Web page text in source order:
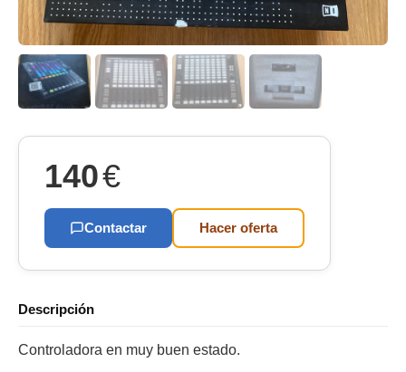
140€
Contactar Hacer oferta
Descripción
Controladora en muy buen estado.